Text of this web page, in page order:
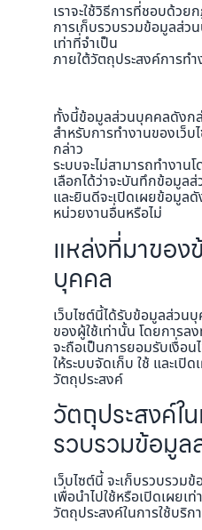
เราจะใช้วิธีการที่ชอบด้วย
การเก็บรวบรวมข้อมูลส่ว
เท่าที่จำเป็น
ภายใต้วัตถุประสงค์การท
ทั้งนี้ข้อมูลส่วนบุคคลดังก
สำหรับการทำงานของเว็
กล่าว
ระบบจะไม่สามารถทำงา
เลือกได้ว่าจะบันทึกข้อมูล
และยินดีจะเปิดเผยข้อมูล
หน่วยงานอื่นหรือไม่
แหล่งที่มาของ
บุคคล
เว็บไซต์นี้ได้รับข้อมูลส่วน
ของผู้ใช้เท่านั้น โดยการลง
จะถือเป็นการยอมรับเงื่อ
ให้ระบบจัดเก็บ ใช้ และเปิ
วัตถุประสงค์
วัตถุประสงค์ใ
รวบรวมข้อมู
เว็บไซต์นี้ จะเก็บรวบรว
เพื่อนำไปใช้หรือเปิดเผยเ
วัตถุประสงค์ในการใช้บริก